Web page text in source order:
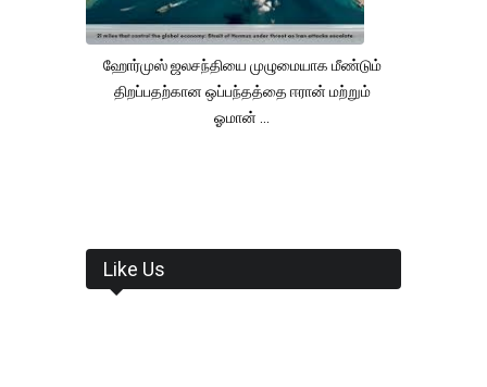
ஹோர்முஸ் ஜலசந்தியை முழுமையாக மீண்டும்
திறப்பதற்கான ஒப்பந்தத்தை ஈரான் மற்றும்
ஓமான் ...
Like Us